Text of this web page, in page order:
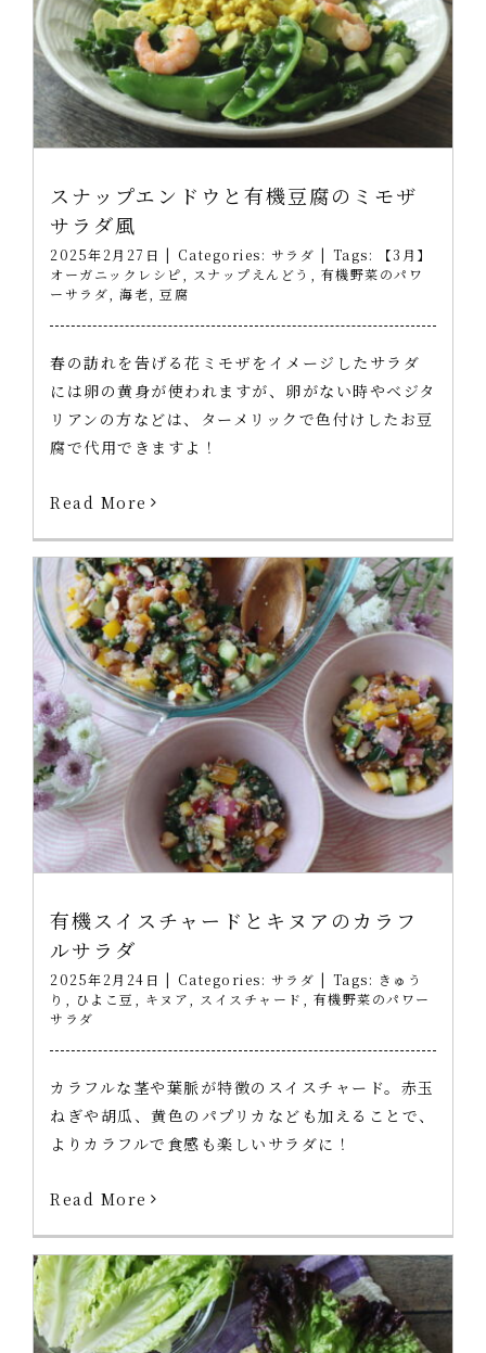
スナップエンドウと有機豆腐のミモザ
サラダ風
2025年2月27日 | Categories: サラダ | Tags:
【3月】
オーガニックレシピ
スナップえんどう
有機野菜のパワ
ーサラダ
海老 豆腐
春の訪れを告げる花ミモザをイメージしたサラダ
には卵の黄身が使われますが、卵がない時やベジタ
リアンの方などは、ターメリックで色付けしたお豆
腐で代用できますよ！
Read More
有機スイスチャードとキヌアのカラフ
ルサラダ
2025年2月24日 | Categories: サラダ | Tags: きゅう
り
ひよこ豆 キヌア スイスチャード
有機野菜のパワー
サラダ
カラフルな茎や葉脈が特徴のスイスチャード。赤玉
ねぎや胡瓜、黄色のパプリカなども加えることで、
よりカラフルで食感も楽しいサラダに！
Read More